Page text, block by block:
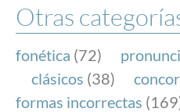
Otras
fonética (72)
clásicos (38)
formas incorrectas